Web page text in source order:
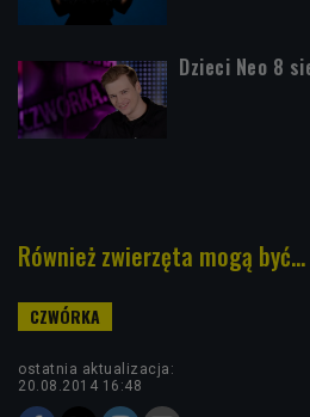
Dzieci Neo 8
Również zwierzęta mogą
ostatnia aktualizacja:
20.08.2014 16:48